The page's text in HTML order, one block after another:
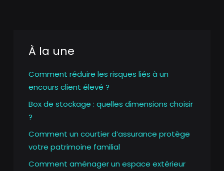
À la une
Comment réduire les risques liés à un
encours client élevé ?
Box de stockage : quelles dimensions choisir
?
Comment un courtier d’assurance protège
votre patrimoine familial
Comment aménager un espace extérieur